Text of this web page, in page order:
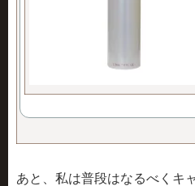
あと、私は普段はなるべくキ